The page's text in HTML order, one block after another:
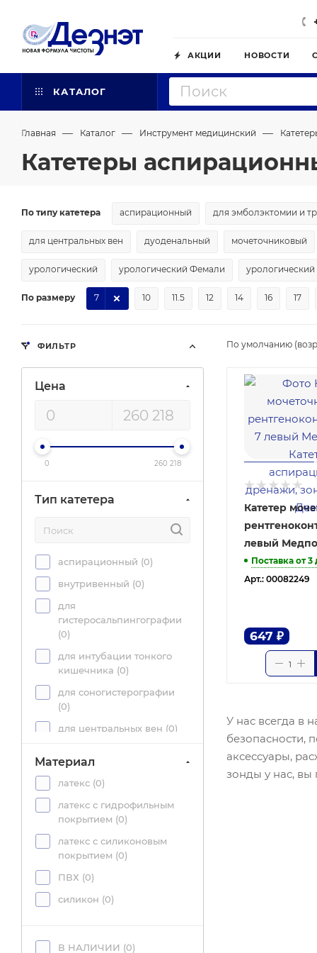
АКЦИИ НОВОСТИ
КАТАЛОГ
Главная — Каталог — Инструмент медицинский —
Катетеры
По типу катетера аспирационный для эмболэктомии и
для центральных вен дуоденальный мочеточниковый
урологический урологический Фемали
По размеру 10 11.5 12 14 16 17
7
По умолчанию
Катетер
левый
Поставка от 3
Арт.: 00082249
647 ₽
У нас всегда в
безопасности,
аксессуары,
зонды у нас, вы
ФИЛЬТР
Цена
0 260 218
Тип катетера
аспирационный (0)
внутривенный (0)
для
гистеросальпингографии
(0)
для интубации тонкого
кишечника (0)
для соногистерографии
(0)
для центральных вен (0)
тромбэктомии (
для эпидуральной
дуоденальный (
желудочный (0)
Материал
латекс (0)
латекс с гидрофильным
покрытием (0)
латекс с силиконовым
покрытием (0)
ПВХ (0)
силикон (0)
В НАЛИЧИИ (0)